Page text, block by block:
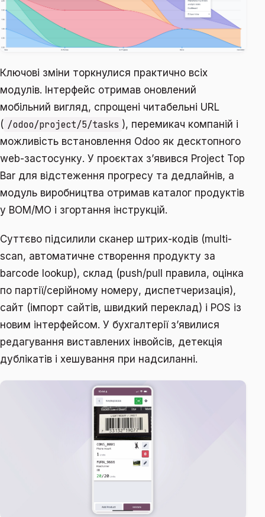
Ключові зміни торкнулися практично всіх
модулів. Інтерфейс отримав оновлений
мобільний вигляд, спрощені читабельні URL
( /odoo/project/5/tasks ), перемикач компаній і
можливість встановлення Odoo як десктопного
web-застосунку. У проєктах зʼявився Project Top
Bar для відстеження прогресу та дедлайнів, а
модуль виробництва отримав каталог продуктів
у BOM/MO і згортання інструкцій.
Суттєво підсилили сканер штрих-кодів (multi-
scan, автоматичне створення продукту за
barcode lookup), склад (push/pull правила, оцінка
по партії/серійному номеру, диспетчеризація),
сайт (імпорт сайтів, швидкий переклад) і POS із
новим інтерфейсом. У бухгалтерії зʼявилися
редагування виставлених інвойсів, детекція
дублікатів і хешування при надсиланні.